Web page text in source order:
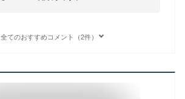
全てのおすすめコメント（2件）